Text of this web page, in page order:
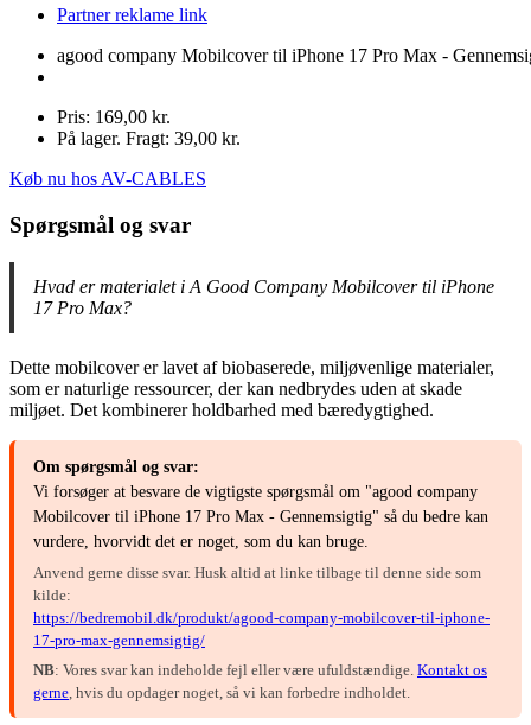
Partner reklame link
agood company Mobilcover til iPhone 17 Pro Max -
Pris: 169,00 kr.
På lager. Fragt: 39,00 kr.
Køb nu hos AV-CABLES
Spørgsmål og svar
Hvad er materialet i A Good Company Mobilcover til iPhone
17 Pro Max?
Dette mobilcover er lavet af biobaserede, miljøvenlige materialer,
som er naturlige ressourcer, der kan nedbrydes uden at skade
miljøet. Det kombinerer holdbarhed med bæredygtighed.
Om spørgsmål og svar:
Vi forsøger at besvare de vigtigste spørgsmål om "agood company
Mobilcover til iPhone 17 Pro Max - Gennemsigtig" så du bedre kan
vurdere, hvorvidt det er noget, som du kan bruge.
Anvend gerne disse svar. Husk altid at linke tilbage til denne side som
kilde:
https://bedremobil.dk/produkt/agood-company-mobilcover-til-iphone-
17-pro-max-gennemsigtig/
NB: Vores svar kan indeholde fejl eller være ufuldstændige. Kontakt os
gerne, hvis du opdager noget, så vi kan forbedre indholdet.